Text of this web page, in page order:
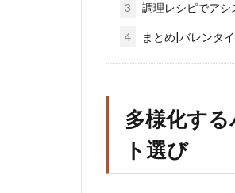
3
調理レシピでアシ
4 まとめ|バレンタ
多様化す
ト選び